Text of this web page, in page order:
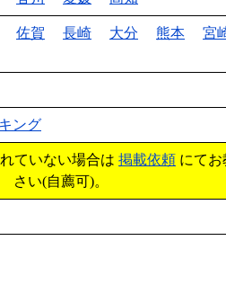
佐賀 長崎 大分 熊本
宮
ング
ていない場合は 掲載依頼 にて
さい(自薦可)。